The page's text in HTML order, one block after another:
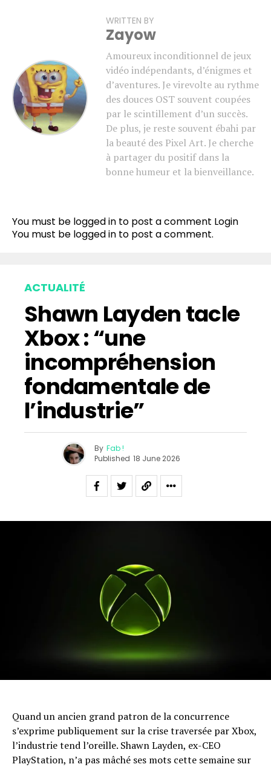
WRITTEN BY
Zayow
Amoureux inconditionnel de jeux
vidéo indépendants, d’énigmes et
d’aventures. Je virevolte au rythme
des douces OST souvent coupées
par le scintillement d’un succès.
De plus, je reste souvent ébahi par
la beauté des Pixel Art. Je cherche
à partager du positif dans la
bonne humeur et la bienveillance.
You must be logged in to post a comment Login
You must be logged in to post a comment.
ACTUALITÉ
Shawn Layden tacle
Xbox : “une
incompréhension
fondamentale de
l’industrie”
By Fab !
Published 18 June 2026
Quand un ancien grand patron de la concurrence
s’exprime publiquement sur la crise traversée par Xbox,
l’industrie tend l’oreille. Shawn Layden, ex-CEO
PlayStation, n’a pas mâché ses mots cette semaine sur